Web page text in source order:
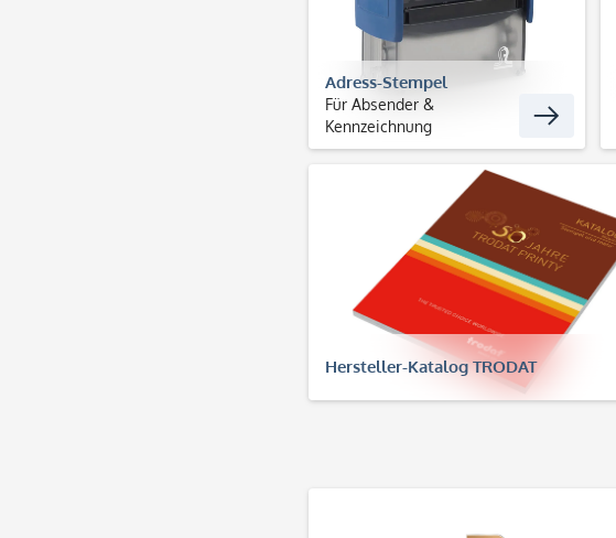
Adress-Stempel
Für Absender &
Kennzeichnung
Hersteller-Katalog TRODAT